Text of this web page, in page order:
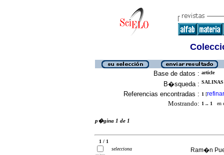
Base de datos : article
B�squeda :
Referencias encontradas : 1 [refinar
Mostrando: 1 .. 1 en
p�gina 1 de 1
1 / 1
selecciona
Ram�n